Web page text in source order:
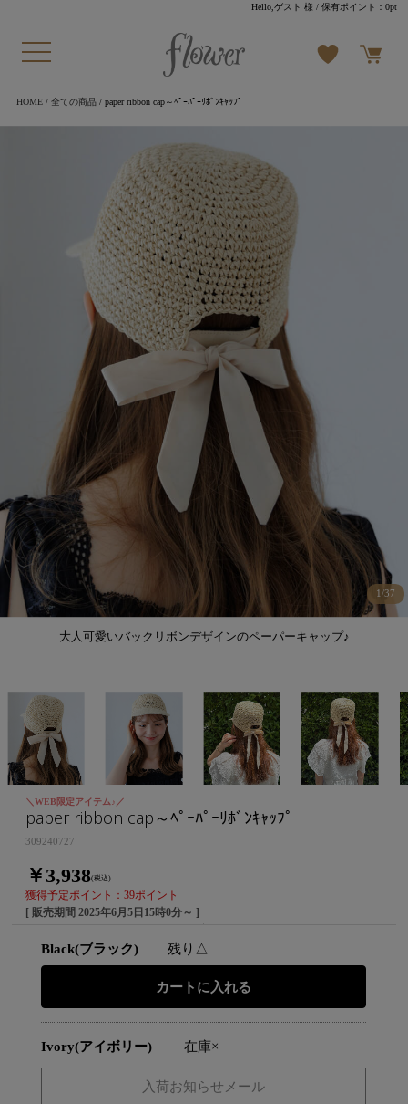
Hello,ゲスト 様 / 保有ポイント：0pt
HOME/ 全ての商品/ paper ribbon cap～ﾍﾟｰﾊﾟｰﾘﾎﾞﾝｷｬｯﾌﾟ
大人可愛いバックリボンデザインのペーパーキャップ♪
1/37
＼WEB限定アイテム♪／
paper ribbon cap～ﾍﾟｰﾊﾟｰﾘﾎﾞﾝｷｬｯﾌﾟ
309240727
￥3,938(税込)
獲得予定ポイント：39ポイント
[ 販売期間 2025年6月5日15時0分～ ]
Black(ブラック) 残り△
Ivory(アイボリー) 在庫×